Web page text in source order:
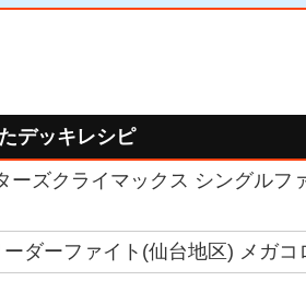
デッキレシピ
ーズクライマックス シングルフ
ダーファイト(仙台地区) メガ